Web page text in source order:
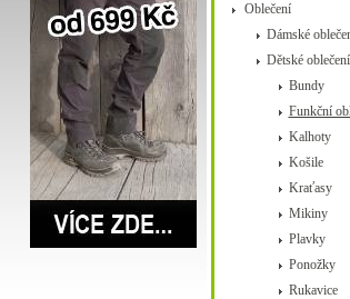
Oblečení
Dámské
Dětské oblečení
Bundy
Funkční
Kalhoty
Košile
Kraťasy
Mikiny
Plavky
Ponožky
Rukavice